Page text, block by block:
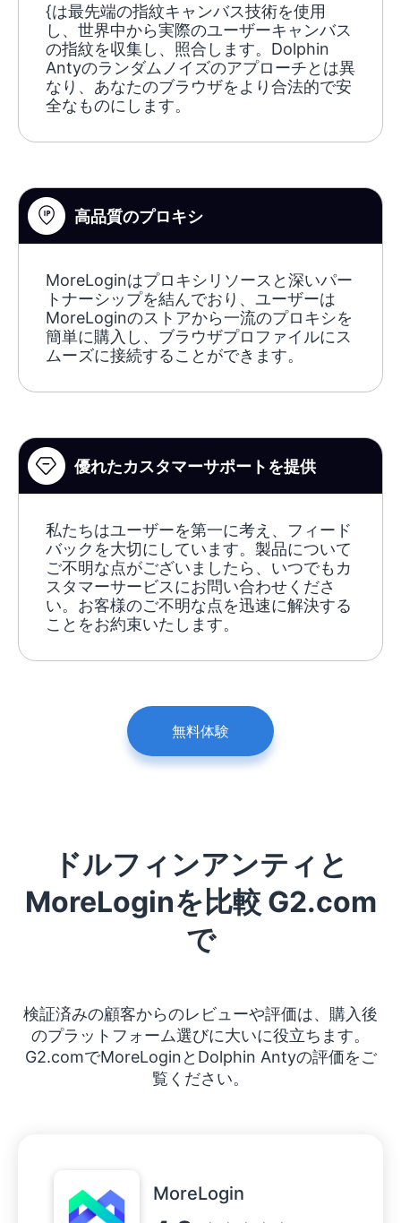
{は最先端の指紋キャンバス技術を使用
し、世界中から実際のユーザーキャンバス
の指紋を収集し、照合します。Dolphin
Antyのランダムノイズのアプローチとは異
なり、あなたのブラウザをより合法的で安
全なものにします。
高品質のプロキシ
MoreLoginはプロキシリソースと深いパー
トナーシップを結んでおり、ユーザーは
MoreLoginのストアから一流のプロキシを
簡単に購入し、ブラウザプロファイルにス
ムーズに接続することができます。
優れたカスタマーサポートを提供
私たちはユーザーを第一に考え、フィード
バックを大切にしています。製品について
ご不明な点がございましたら、いつでもカ
スタマーサービスにお問い合わせくださ
い。お客様のご不明な点を迅速に解決する
ことをお約束いたします。
無料体験
ドルフィンアンティと
MoreLoginを比較 G2.com
で
検証済みの顧客からのレビューや評価は、購入後
のプラットフォーム選びに大いに役立ちます。
G2.comでMoreLoginとDolphin Antyの評価をご
覧ください。
MoreLogin